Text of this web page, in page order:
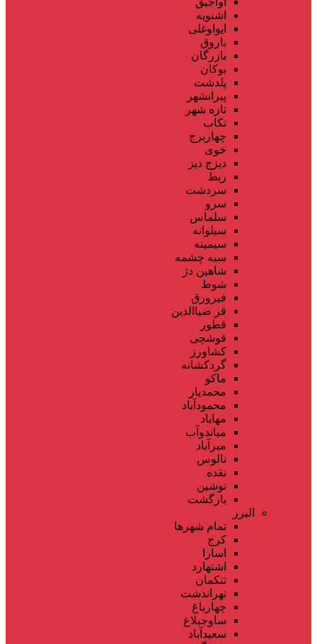
اشنویه
ایواوغلی
باروق
بازرگان
بوکان
پلدشت
پیرانشهر
تازه شهر
تکاب
چهاربرج
خوی
دیزج دیز
ربط
سردشت
سرو
سلماس
سیلوانه
سیمینه
سیه چشمه
شاهین دژ
شوط
فیرورق
قر ضیاالدین
قطور
قوشچی
کشاورز
گردکشانه
ماکو
محمدیار
محمودآباد
مهاباد
میاندوآب
میرآباد
نالوس
نقده
نوشین
بازگشت
البرز
تمام شهر‌ها
کرج
اسارا
اشتهارد
تنکمان
تهراندشت
چهارباغ
ساوجبلاغ
سعیدآباد